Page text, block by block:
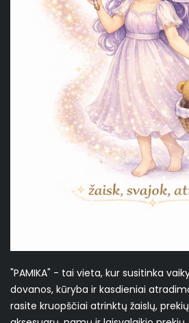
"PAMIKA" - tai vieta, kur susitinka
dovanos, kūryba ir kasdieniai
rasite kruopščiai atrinktų žaislų,